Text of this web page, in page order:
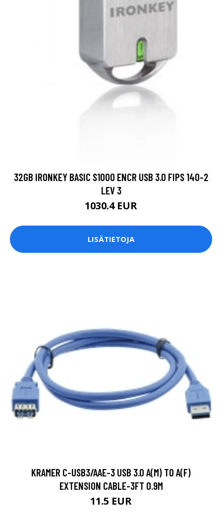
32GB IRONKEY BASIC S1000 ENCR USB 3.0 FIPS 140-2
LEV 3
1030.4 EUR
LISÄTIETOJA
KRAMER C-USB3/AAE-3 USB 3.0 A(M) TO A(F)
EXTENSION CABLE-3FT 0.9M
11.5 EUR